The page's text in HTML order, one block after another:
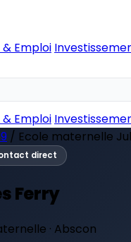
Emploi
Emploi
/ Ecole maternelle
direct
Ferry
· Abscon